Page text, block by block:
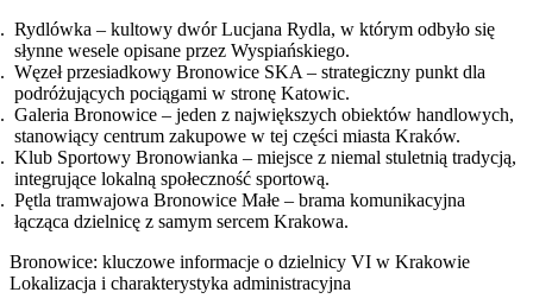
Rydlówka – kultowy dwór Lucjana Rydla, w którym odbyło się
słynne wesele opisane przez Wyspiańskiego.
Węzeł przesiadkowy Bronowice SKA – strategiczny punkt dla
podróżujących pociągami w stronę Katowic.
Galeria Bronowice – jeden z największych obiektów handlowych,
stanowiący centrum zakupowe w tej części miasta Kraków.
Klub Sportowy Bronowianka – miejsce z niemal stuletnią tradycją,
integrujące lokalną społeczność sportową.
Pętla tramwajowa Bronowice Małe – brama komunikacyjna
łącząca dzielnicę z samym sercem Krakowa.
Bronowice: kluczowe informacje o dzielnicy VI w Krakowie
Lokalizacja i charakterystyka administracyjna